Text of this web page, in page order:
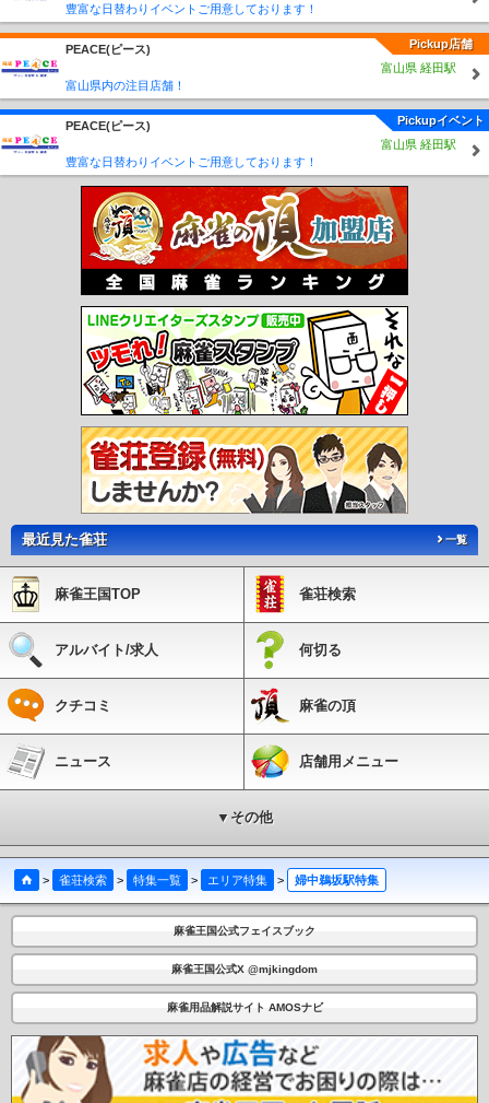
豊富な日替わりイベントご用意しております！
Pickup店舗
PEACE(ピース)
富山県 経田駅
富山県内の注目店舗！
Pickupイベント
PEACE(ピース)
富山県 経田駅
豊富な日替わりイベントご用意しております！
最近見た雀荘 一覧
麻雀王国TOP 雀荘検索
アルバイト/求人 何切る
クチコミ 麻雀の頂
ニュース 店舗用メニュー
▼その他
> 雀荘検索 > 特集一覧 > エリア特集 > 婦中鵜坂駅特集
麻雀王国公式フェイスブック
麻雀王国公式X @mjkingdom
麻雀用品解説サイト AMOSナビ